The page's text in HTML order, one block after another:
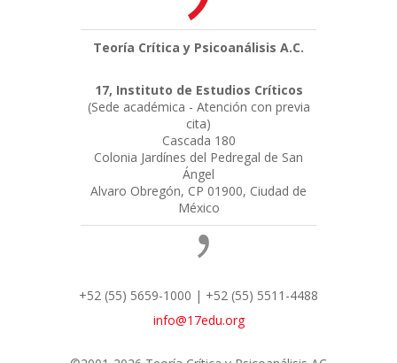
Teoría Crítica y Psicoanálisis A.C.
17, Instituto de Estudios Críticos
(Sede académica - Atención con previa
cita)
Cascada 180
Colonia Jardínes del Pedregal de San
Ángel
Alvaro Obregón, CP 01900, Ciudad de
México
+52 (55) 5659-1000 | +52 (55) 5511-4488
info@17edu.org